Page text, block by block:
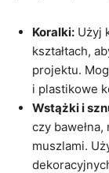
Koralki: Użyj
kształtach,
projektu.
i plastikowe
Wstążki i
czy
muszlami.